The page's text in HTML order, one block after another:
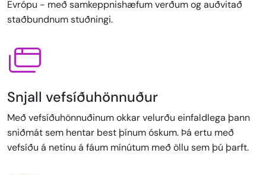
Evrópu - með samkeppnishæfum verðum og auðvitað
staðbundnum stuðningi.
Snjall vefsíðuhönnuður
Með vefsíðuhönnuðinum okkar velurðu einfaldlega þann
sniðmát sem hentar best þínum óskum. Þá ertu með
vefsíðu á netinu á fáum mínútum með öllu sem þú þarft.